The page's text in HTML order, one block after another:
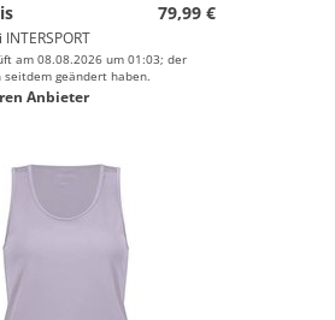
79,99 €
INTERSPORT
am 08.08.2026 um 01:03; der
seitdem geändert haben.
Anbieter